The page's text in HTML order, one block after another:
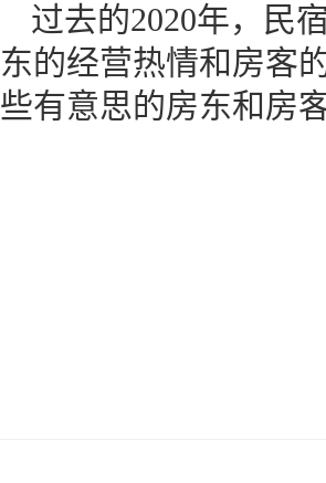
过去的2020年，民
东的经营热情和房客
些有意思的房东和房客